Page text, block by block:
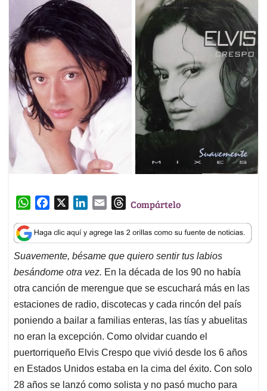
W
a
t
s
A
p
p
c
e
b
o
o
k
n
k
e
d
I
n
a
i
l
T
r
e
a
d
s
Compártelo
Suavemente, bésame que quiero sentir tus labios
besándome otra vez. En la década de los 90 no había
otra canción de merengue que se escuchará más en las
estaciones de radio, discotecas y cada rincón del país
poniendo a bailar a familias enteras, las tías y abuelitas
no eran la excepción. Como olvidar cuando el
puertorriqueño Elvis Crespo que vivió desde los 6 años
en Estados Unidos estaba en la cima del éxito. Con solo
28 años se lanzó como solista y no pasó mucho para